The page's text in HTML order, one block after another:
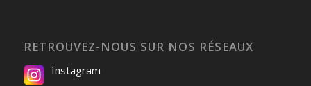
RETROUVEZ-NOUS SUR NOS RÉSEAUX
Instagram